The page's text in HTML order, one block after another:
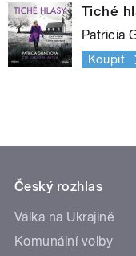
Tiché
Patricia
Koupit
Český rozhlas
Válka na Ukrajině
Komunální volby